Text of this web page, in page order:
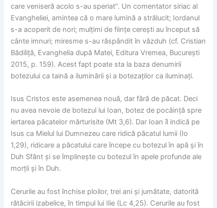
care veniseră acolo s-au speriat”. Un comentator siriac al
Evangheliei, amintea că o mare lumină a strălucit; Iordanul
s-a acoperit de nori; mulțimi de ființe cerești au început să
cânte imnuri; miresme s-au răspândit în văzduh (cf. Cristian
Bădiliță, Evanghelia după Matei, Editura Vremea, București
2015, p. 159). Acest fapt poate sta la baza denumirii
botezului ca taină a iluminării și a botezaților ca iluminați.
Isus Cristos este asemenea nouă, dar fără de păcat. Deci
nu avea nevoie de botezul lui Ioan, botez de pocăință spre
iertarea păcatelor mărturisite (Mt 3,6). Dar Ioan îl indică pe
Isus ca Mielul lui Dumnezeu care ridică păcatul lumii (Io
1,29), ridicare a păcatului care începe cu botezul în apă și în
Duh Sfânt și se împlinește cu botezul în apele profunde ale
morții și în Duh.
Cerurile au fost închise ploilor, trei ani și jumătate, datorită
rătăcirii izabelice, în timpul lui Ilie (Lc 4,25). Cerurile au fost